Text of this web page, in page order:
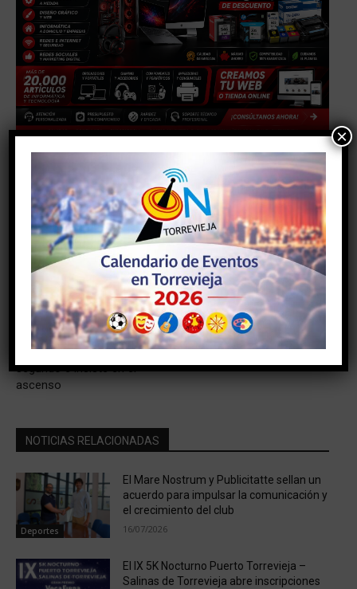
TAGS #deporte #torrevieja #torreviejaon
Facebook Twitter
Artículo anterior
El SC Torrevieja se sitúa
segundo e insiste en el
ascenso
Artículo siguiente
Marcha feminista 12 M
NOTICIAS RELACIONADAS
Deportes
El Mare Nostrum y Publicitatte sellan un
acuerdo para impulsar la comunicación y
el crecimiento del club
16/07/2026
El IX 5K Nocturno Puerto Torrevieja –
Salinas de Torrevieja abre inscripciones
×